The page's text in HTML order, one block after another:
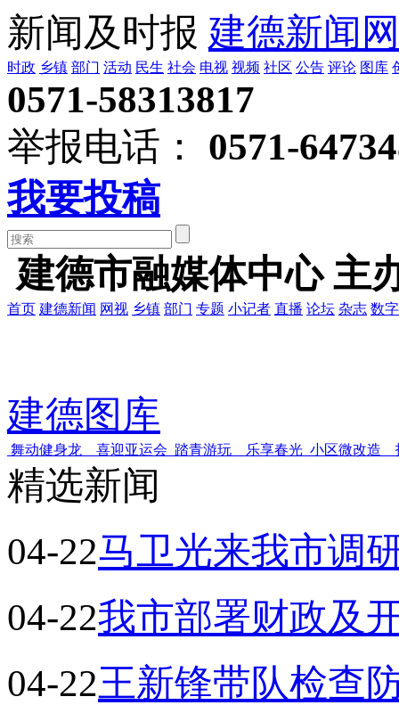
新闻及时报 建德新闻网
时政 乡镇 部门 活动 民生 社会 电视 视频 社区 公告 评论 图库
0571-58313817
举报电话：
0571-
我要投稿
建德市融媒体中心 主
首页 建德新闻 网视 乡镇 部门 专题 小记者 直播 论坛 杂志 数
建德图库
舞动健身龙 喜迎亚运会 踏青游玩 乐享春光 小区微改造
精选新闻
04-22马卫光来我市调
04-22我市部署财政及
04-22王新锋带队检查